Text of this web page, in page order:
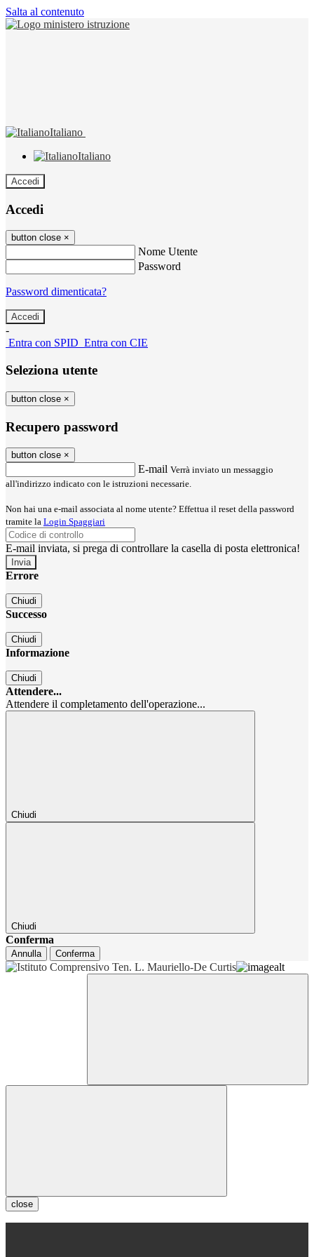
Salta al contenuto
Italiano
Italiano
Accedi
Accedi
button close ×
Nome Utente
Password
Password dimenticata?
-
Entra con SPID Entra con CIE
Seleziona utente
button close ×
Recupero password
button close ×
E-mail Verrà inviato un messaggio
all'indirizzo indicato con le istruzioni necessarie.
Non hai una e-mail associata al nome utente? Effettua il reset della password
tramite la Login Spaggiari
E-mail inviata, si prega di controllare la casella di posta elettronica!
Errore
Chiudi
Successo
Chiudi
Informazione
Chiudi
Attendere...
Attendere il completamento dell'operazione...
Chiudi
Chiudi
Conferma
Annulla Conferma
close